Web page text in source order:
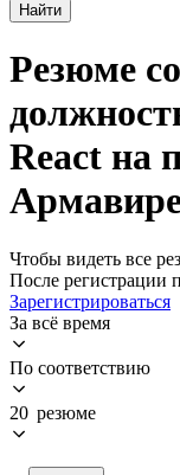
Найти
Резюме
React на
Чтобы видеть все
После регистрации
Зарегистрироваться
За всё время
По соответствию
20 резюме